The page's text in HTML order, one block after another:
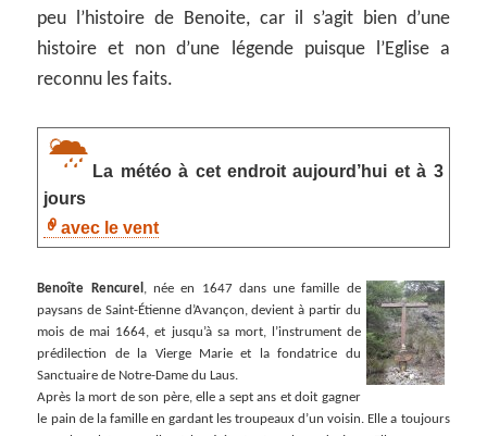
peu l’histoire de Benoite, car il s’agit bien d’une
histoire et non d’une légende puisque l’Eglise a
reconnu les faits.
La météo à cet endroit aujourd’hui et à 3
jours
avec le vent
Benoîte Rencurel , née en 1647 dans une famille de
paysans de Saint-Étienne d’Avançon, devient à partir du
mois de mai 1664, et jusqu’à sa mort, l’instrument de
prédilection de la Vierge Marie et la fondatrice du
Sanctuaire de Notre-Dame du Laus.
Après la mort de son père, elle a sept ans et doit gagner
le pain de la famille en gardant les troupeaux d’un voisin. Elle a toujours